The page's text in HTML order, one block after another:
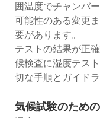
囲温度でチャンバ
可能性のある変更
要があります。
テストの結果が正
候検査に湿度テス
切な手順とガイド
気候試験のため